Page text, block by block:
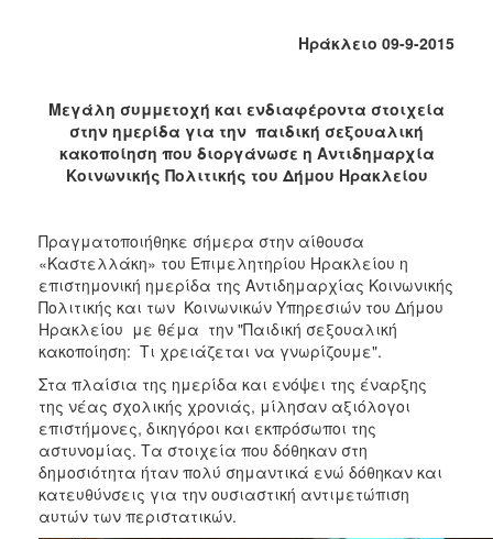
2016
2015
2013
2011
2010
2006
ΔΗΜΟΤΗΣ
ΕΠΙΣΚΕΠΤΗΣ
ΗΡΑΚΛΕΙΟ
Ηράκλειο 09-9-2015
Μεγάλη συμμετοχή και ενδιαφέροντα στοιχεία
στην ημερίδα για την παιδική σεξουαλική
κακοποίηση που διοργάνωσε η Αντιδημαρχία
Κοινωνικής Πολιτικής του Δήμου Ηρακλείου
Πραγματοποιήθηκε σήμερα στην αίθουσα
«Καστελλάκη» του Επιμελητηρίου Ηρακλείου η
επιστημονική ημερίδα της Αντιδημαρχίας Κοινωνικής
Πολιτικής και των Κοινωνικών Υπηρεσιών του Δήμου
Ηρακλείου με θέμα την "Παιδική σεξουαλική
κακοποίηση: Τι χρειάζεται να γνωρίζουμε".
Στα πλαίσια της ημερίδα και ενόψει της έναρξης
της νέας σχολικής χρονιάς, μίλησαν αξιόλογοι
επιστήμονες, δικηγόροι και εκπρόσωποι της
αστυνομίας. Τα στοιχεία που δόθηκαν στη
δημοσιότητα ήταν πολύ σημαντικά ενώ δόθηκαν και
κατευθύνσεις για την ουσιαστική αντιμετώπιση
αυτών των περιστατικών.